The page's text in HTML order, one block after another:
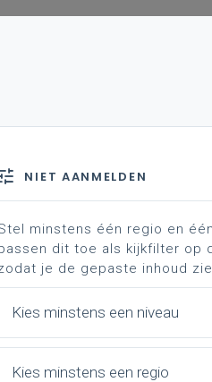
NIET AANMELDEN
minstens één regio en
dit toe als kijkfilter op
je de gepaste inhoud
Kies minstens een niveau
Kies minstens een regio